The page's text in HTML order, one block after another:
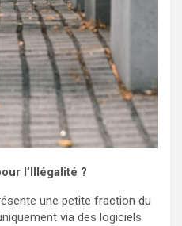
l’Illégalité ?
une petite fraction du
via des logiciels